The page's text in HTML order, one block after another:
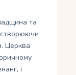
та
створюючи
Церква
і